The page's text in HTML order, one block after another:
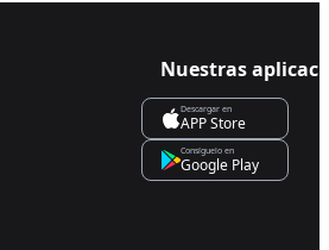
Nuestras
Descargar en
APP Store
Consíguelo en
Google Play